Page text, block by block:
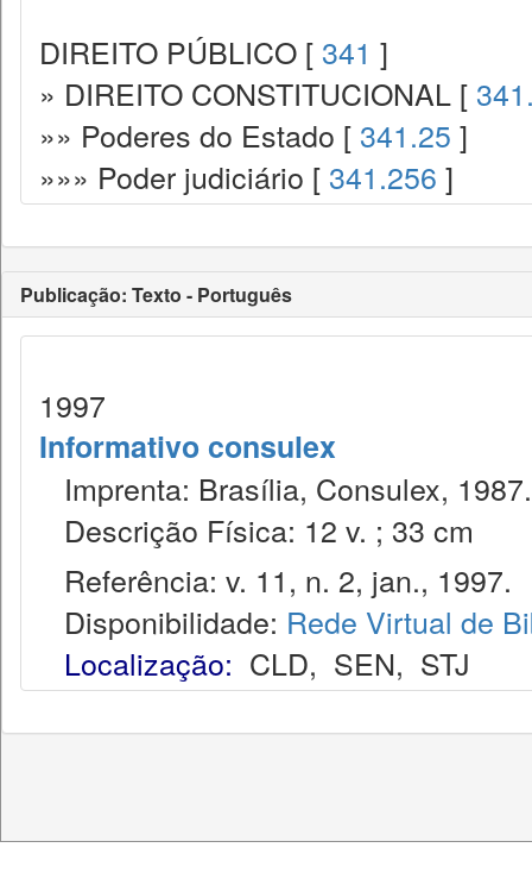
DIREITO PÚBLICO [ 341 ]
» DIREITO CONSTITUCIONAL [
»» Poderes do Estado [ 341.25 ]
»»» Poder judiciário [ 341.256 ]
Publicação: Texto - Português
1997
Informativo consulex
Imprenta: Brasília, Consulex, 1987.
Descrição Física: 12 v. ; 33 cm
Referência: v. 11, n. 2, jan., 1997.
Disponibilidade: Rede Virtual de
Localização: CLD, SEN, STJ